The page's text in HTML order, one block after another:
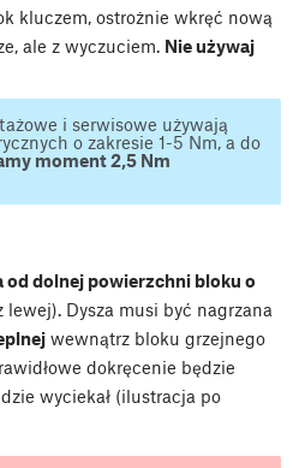
kluczem, ostrożnie wkręć nową
ale z wyczuciem. Nie używaj
i serwisowe używają
o zakresie 1-5 Nm, a do
moment 2,5 Nm
od dolnej powierzchni bloku o
lewej). Dysza musi być nagrzana
wewnątrz bloku grzejnego
dokręcenie będzie
wyciekał (ilustracja po